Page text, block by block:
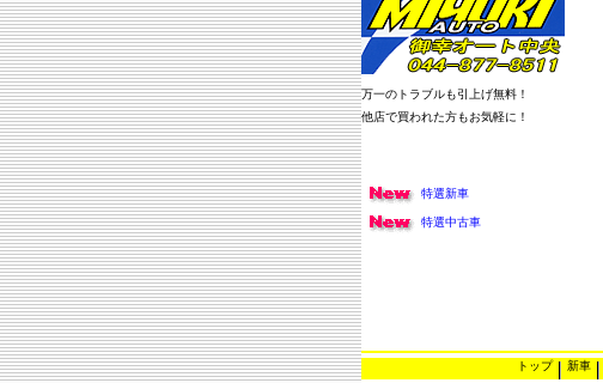
万一のトラブルも引上げ無料！
他店で買われた方もお気軽に！
特選新車
特選中古車
トップ 新車